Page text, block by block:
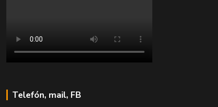
Telefón, mail, FB